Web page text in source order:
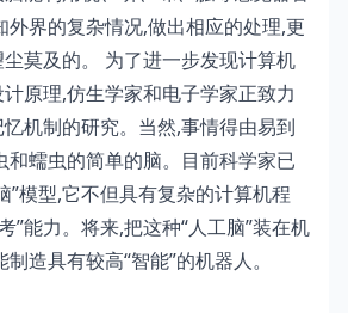
外界的复杂情况,做出相应的处理,更
莫及的。 为了进一步发现计算机
原理,仿生学家和电子学家正致力
机制的研究。当然,事情得由易到
和蠕虫的简单的脑。目前科学家已
”模型,它不但具有复杂的计算机程
”能力。将来,把这种“人工脑”装在机
造具有较高“智能”的机器人。